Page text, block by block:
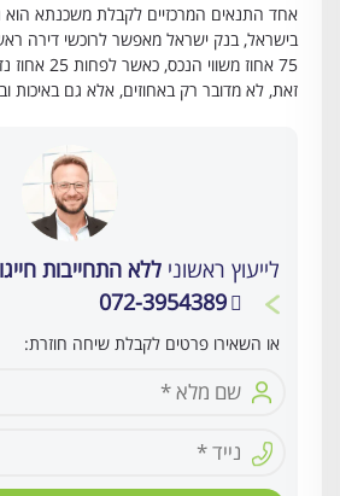
אחד התנאים המרכזיים לקבלת משכנתא הוא
בישראל, בנק ישראל מאפשר לרוכשי דירה
75 אחוז
זאת, לא מדובר רק באחוזים, אלא גם באיכות
לייעוץ ראשוני ללא התחייבות
072-3954389
או השאירו פרטים לקבלת שיחה חוזרת: